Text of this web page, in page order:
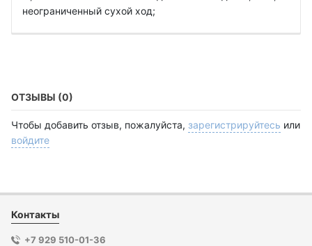
неограниченный сухой ход;
ОТЗЫВЫ (0)
Чтобы добавить отзыв, пожалуйста, зарегистрируйтесь или
войдите
Контакты
+7 929 510-01-36